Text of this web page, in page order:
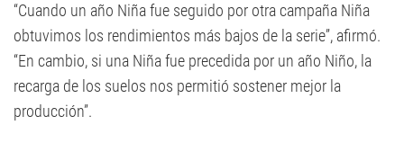
“Cuando un año Niña fue seguido por otra campaña Niña
obtuvimos los rendimientos más bajos de la serie”, afirmó.
“En cambio, si una Niña fue precedida por un año Niño, la
recarga de los suelos nos permitió sostener mejor la
producción”.